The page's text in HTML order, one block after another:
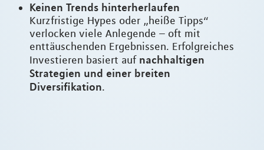
Keinen Trends hinterherlaufen
Kurzfristige Hypes oder „heiße Tipps“
verlocken viele Anlegende – oft mit
enttäuschenden Ergebnissen. Erfolgreiches
Investieren basiert auf nachhaltigen
Strategien und einer breiten
Diversifikation.